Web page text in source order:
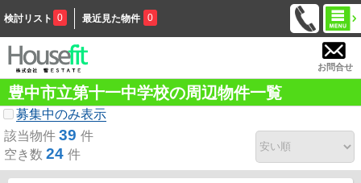
検討リスト 0 最近見た物件 0
お問合せ
豊中市立第十一中学校の周辺物件一覧
募集中のみ表示
該当物件 39 件
空き数 24 件